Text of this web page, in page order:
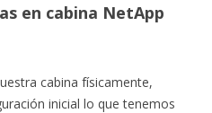
en cabina NetApp
cabina físicamente,
inicial lo que tenemos